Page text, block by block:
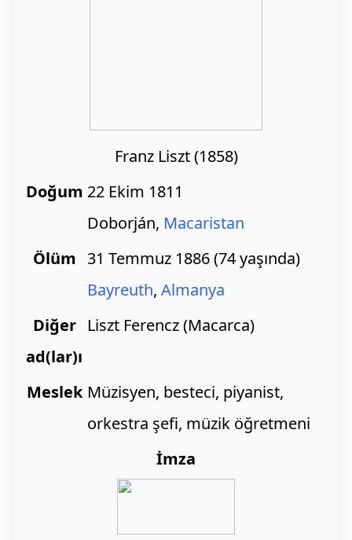
Franz Liszt (1858)
Doğum 22 Ekim 1811
Doborján, Macaristan
Ölüm 31 Temmuz 1886 (74 yaşında)
Bayreuth, Almanya
Diğer
ad(lar)ı
Liszt Ferencz (Macarca)
Meslek Müzisyen, besteci, piyanist,
orkestra şefi, müzik öğretmeni
İmza